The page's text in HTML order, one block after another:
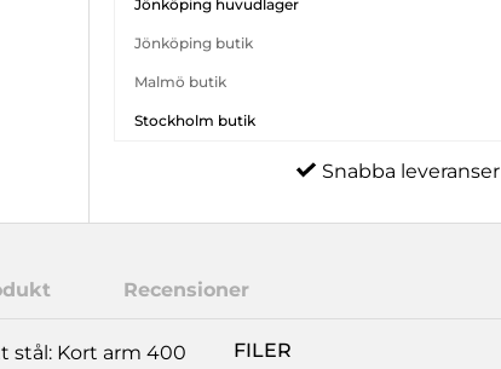
Jönköping huvudlager
Jönköping butik
Malmö butik
Stockholm butik
Snabba leveranser
Recensioner
stål: Kort arm 400
FILER